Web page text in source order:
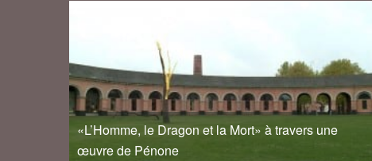
«L’Homme, le Dragon et la Mort» à travers une
œuvre de Pénone